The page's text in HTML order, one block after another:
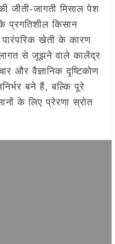
जीती-जागती मिसाल पेश
प्रगतिशील किसान
खेती के कारण
से जूझने वाले कालेंद्र
और वैज्ञानिक दृष्टिकोण
बने हैं, बल्कि पूरे
के लिए प्रेरणा स्रोत